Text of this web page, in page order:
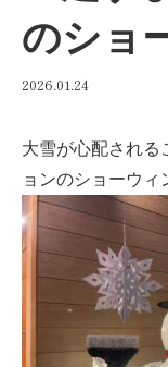
のショ
2026.01.24
大雪が心配される
ョンのショーウ